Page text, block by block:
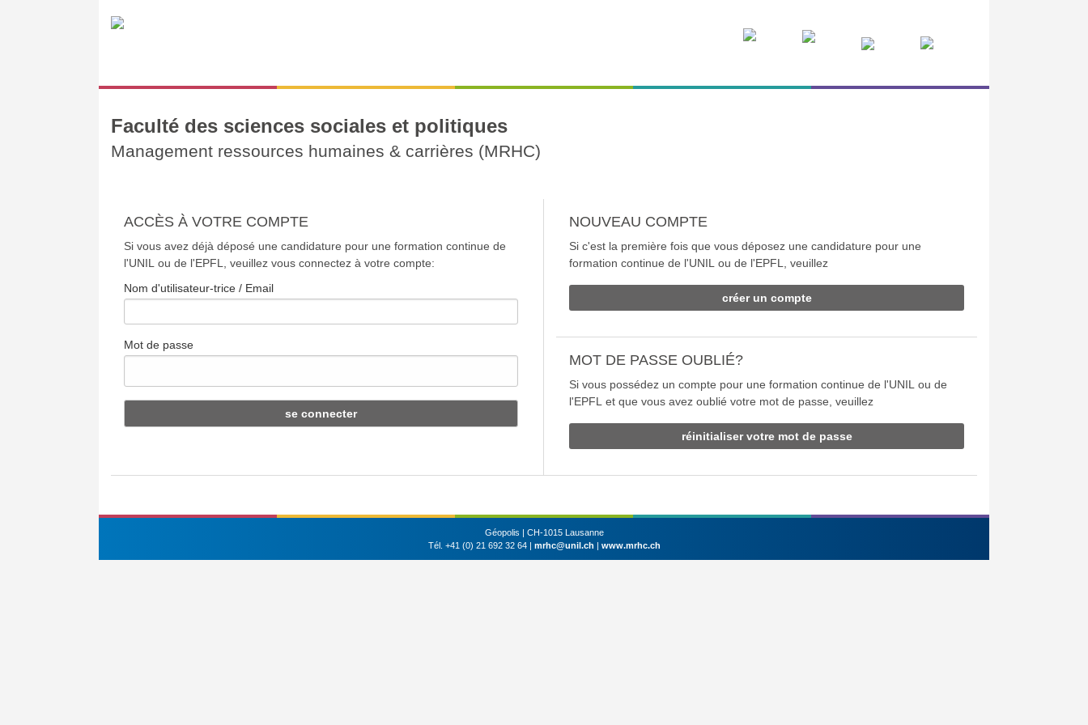
Faculté des sciences sociales et politiques
Management ressources humaines & carrières (MRHC)
ACCÈS À VOTRE COMPTE
Si vous avez déjà déposé une candidature pour une formation continue de
l'UNIL ou de l'EPFL, veuillez vous connectez à votre compte:
Nom d'utilisateur-trice / Email
Mot de passe
NOUVEAU COMPTE
Si c'est la première fois que vous déposez une candidature pour une
formation continue de l'UNIL ou de l'EPFL, veuillez
créer un compte
MOT DE PASSE OUBLIÉ?
Si vous possédez un compte pour une formation continue de l'UNIL ou de
l'EPFL et que vous avez oublié votre mot de passe, veuillez
réinitialiser votre mot de passe
Géopolis | CH-1015 Lausanne
Tél. +41 (0) 21 692 32 64 | mrhc@unil.ch | www.mrhc.ch